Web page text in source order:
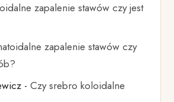
zapalenie stawów czy jest
zapalenie stawów czy
-Czy srebro koloidalne